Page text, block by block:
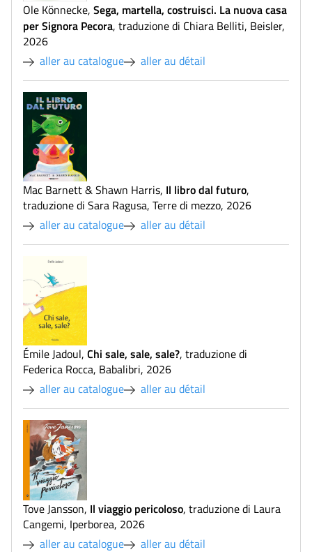
Ole Könnecke, Sega, martella, costruisci. La nuova casa
per Signora Pecora, traduzione di Chiara Belliti, Beisler,
2026
aller au catalogue
aller au détail
Mac Barnett & Shawn Harris, Il libro dal futuro,
traduzione di Sara Ragusa, Terre di mezzo, 2026
aller au catalogue
aller au détail
Émile Jadoul, Chi sale, sale, sale?, traduzione di
Federica Rocca, Babalibri, 2026
aller au catalogue
aller au détail
Tove Jansson, Il viaggio pericoloso, traduzione di Laura
Cangemi, Iperborea, 2026
aller au catalogue
aller au détail